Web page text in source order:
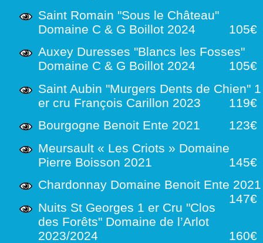
Saint Romain "Sous le Château"
Domaine C & G Boillot 2024
105€
Auxey Duresses "Blancs les Fosses"
Domaine C & G Boillot 2024
105€
Saint Aubin "Murgers Dents de Chien" 1
er cru François Carillon 2023
119€
Bourgogne Benoit Ente 2021
123€
Meursault « Les Criots » Domaine
Pierre Boisson 2021
145€
Chardonnay Domaine Benoit Ente 2021
147€
Nuits St Georges 1 er Cru "Clos
des Forêts" Domaine de l’Arlot
2023/2024
160€